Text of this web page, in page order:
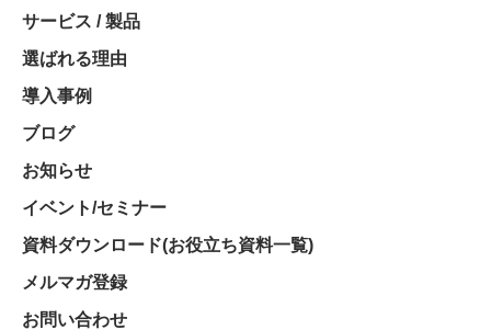
サービス / 製品
選ばれる理由
導入事例
ブログ
お知らせ
イベント/セミナー
資料ダウンロード(お役立ち資料一覧)
メルマガ登録
お問い合わせ